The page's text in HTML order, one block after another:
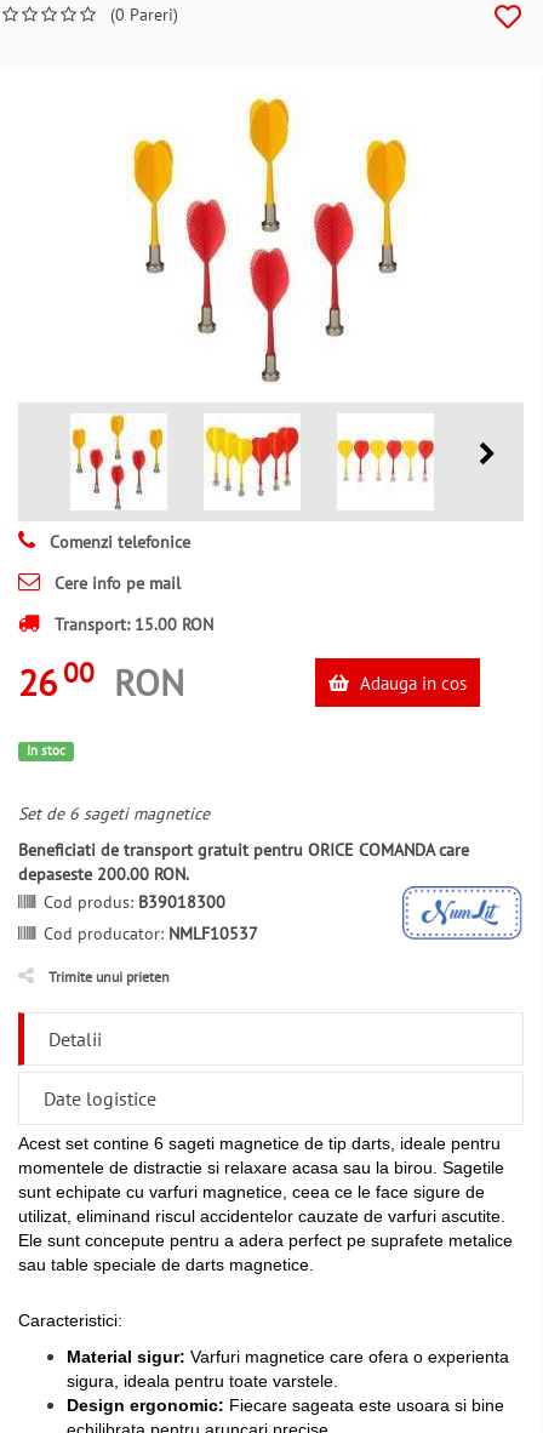
(0 Pareri)
Comenzi telefonice
Cere info pe mail
Transport: 15.00 RON
26 00 RON Adauga in cos
In stoc
Set de 6 sageti magnetice
Beneficiati de transport gratuit pentru ORICE COMANDA care
depaseste 200.00 RON.
Cod produs: B39018300
Cod producator: NMLF10537
Trimite unui prieten
Detalii
Date logistice
Acest set contine 6 sageti magnetice de tip darts, ideale pentru
momentele de distractie si relaxare acasa sau la birou. Sagetile
sunt echipate cu varfuri magnetice, ceea ce le face sigure de
utilizat, eliminand riscul accidentelor cauzate de varfuri ascutite.
Ele sunt concepute pentru a adera perfect pe suprafete metalice
sau table speciale de darts magnetice.
Caracteristici:
Material sigur: Varfuri magnetice care ofera o experienta
sigura, ideala pentru toate varstele.
Design ergonomic: Fiecare sageata este usoara si bine